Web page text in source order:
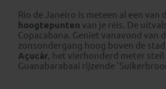
Rio de Janeiro is meteen al een van
hoogtepunten van je reis. De
Copacabana. Geniet vanavond van
zonsondergang hoog boven de
Açucár, het vierhonderd meter steil
Guanabarabaai rijzende